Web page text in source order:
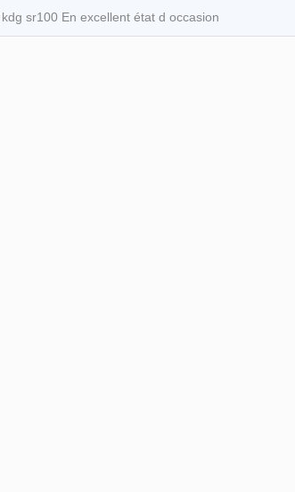
sr100 En excellent état d occasion